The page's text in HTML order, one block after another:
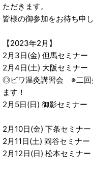
ただきます。
皆様の御参加をお待ち申
【2023年2月】
2月3日(金) 但馬セミナー
2月4日(土) 大阪セミナー
◎ビワ温灸講習会 ※二回
ます！
2月5日(日) 御影セミナー
2月10日(金) 下条セミナー
2月11日(土) 岡谷セミナー
2月12日(日) 松本セミナー